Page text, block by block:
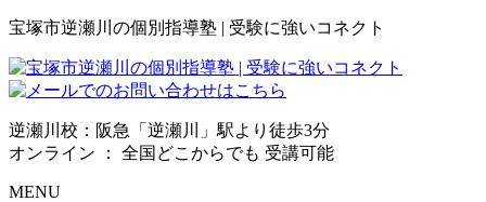
宝塚市逆瀬川の個別指導塾 | 受験に強いコネクト
逆瀬川校：阪急「逆瀬川」駅より徒歩3分
オンライン ： 全国どこからでも 受講可能
MENU